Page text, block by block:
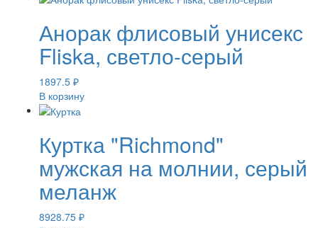
Анорак флисовый унисекс
Fliska, светло-серый
1897.5 ₽
В корзину
Куртка "Richmond"
мужская на молнии, серый
меланж
8928.75 ₽